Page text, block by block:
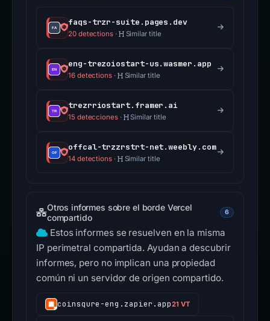
faqs-trzr-suite.pages.dev
20 detections· Similar title
eng-trezoiostart-us.wasmer.app
16 detections· Similar title
trezrriostart.framer.ai
15 detecciones· Similar title
offcal-trzzrstrt-net.weebly.com
14 detections· Similar title
Otros informes sobre el borde Vercel
compartido
6
Estos informes se resuelven en la misma
IP perimetral compartida. Ayudan a descubrir
informes, pero no implican una propiedad
común ni un servidor de origen compartido.
coinsqure-eng.zapier.app21 VT